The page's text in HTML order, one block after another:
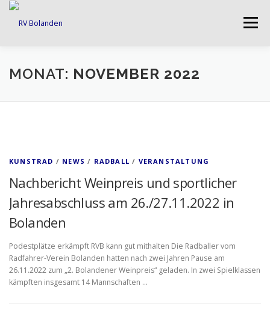
Zum
springen
Menü
UNSER VEREIN ABTEILUNGEN
DATENSCHUTZ
MONAT: NOVEMBER 2022
KUNSTRAD / NEWS / RADBALL / VERANSTALTUNG
Nachbericht Weinpreis und sportlicher
Jahresabschluss am 26./27.11.2022 in
Bolanden
Podestplätze erkämpft RVB kann gut mithalten Die Radballer vom
Radfahrer-Verein Bolanden hatten nach zwei Jahren Pause am
26.11.2022 zum „2. Bolandener Weinpreis“ geladen. In zwei Spielklassen
kämpften insgesamt 14 Mannschaften …